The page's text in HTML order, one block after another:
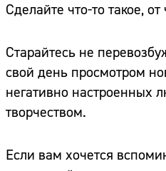
Сделайте что-то такое,
Старайтесь не
свой день просмотром
негативно настроенных
творчеством.
Если вам хочется